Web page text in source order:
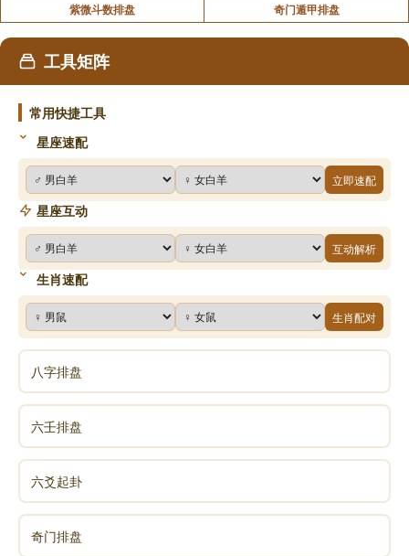
全生信。“不久命终”：这个婆罗门女的母亲，没好久就
命终了。
说这人如果死了，就什么也不知道了，也不想吃饭，
也不想穿衣服，也不想睡觉，也不想作工，什么都不需
要做了，这是最好的。可是，虽然说最好，也有一个最
不好，什么是最不好的呢?死了，如果你做善事，就生
到三善道里头去;如果你做恶事，就生到三恶道里边去，
或者堕地狱，或者转饿鬼，或者做畜生。昨天有几个游
客到佛堂，我给他们讲做军人应有的责任。什么责任
呢?我说在军人里头，也有菩萨，也有修罗。菩萨就在
军队里来教化众生，令众生不要杀人杀得太多了;修罗也
是在军队里头，但他却叫众生杀得越多越好。杀的人越
多，他的威风越够，他的功劳也最高。菩萨则叫人不要
杀生，令两个国家和平相处，把事情和平解决，他对军
人说若能如此，那么他的功劳就是最高，也会做最高的
官。我告诉他们要学菩萨，不要学修罗。
什么叫修罗?什么又叫菩萨?中国有两个将官，一个是
关羽，他杀的人非常多，可是他死了之后做菩萨。秦将
白起，他杀的人也多，可是他死了就去变成牛、变成
猪、变成马。他为什么变成牛、变成马，因为他坑降卒
二十万──有二十万的兵都向他投降了，他却又刨一个
紫微斗数排盘
奇门遁甲排盘
工具矩阵
常用快捷工具
星座速配
立即速配
星座互动
互动解析
生肖速配
生肖配对
八字排盘
六壬排盘
六爻起卦
奇门排盘